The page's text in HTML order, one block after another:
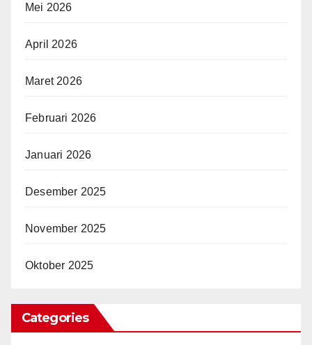
Mei 2026
April 2026
Maret 2026
Februari 2026
Januari 2026
Desember 2025
November 2025
Oktober 2025
Categories